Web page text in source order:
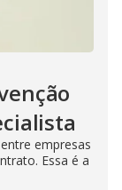
empresas
Essa é a